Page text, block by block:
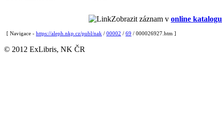
Zobrazit záznam v online katalogu
[ Navigace - https://aleph.nkp.cz/publ/nak / 00002 / 69 / 000026927.htm ]
© 2012 ExLibris, NK ČR